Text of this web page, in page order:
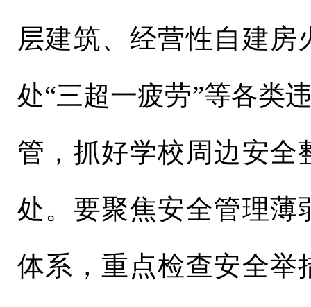
层建筑、经营性自建
处“三超一疲劳”等各类
管，抓好学校周边安全
处。要聚焦安全管理薄
体系，重点检查安全举